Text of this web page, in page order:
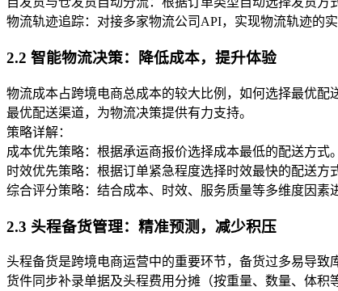
物流轨迹追踪：对接多家物流公司API，实现物流轨迹的实
2.2 智能物流决策：降低成本，提升体验
物流成本占跨境电商总成本的较大比例，如何选择最优
最优配送渠道，为物流决策提供有力支持。
策略详解：
成本优先策略：根据承运商报价选择成本最低的配送方式。
时效优先策略：根据订单紧急程度选择时效最快的配送方
综合评分策略：结合成本、时效、服务质量等多维度因素
2.3 头程备货管理：精准预测，减少积压
头程备货是跨境电商运营中的重要环节，备货过多易导
货件同步补录单据及头程费用分摊（按重量、数量、体积